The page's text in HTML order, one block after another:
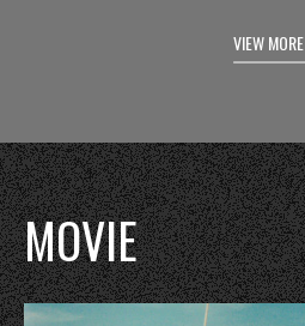
VIEW MORE
MOVIE